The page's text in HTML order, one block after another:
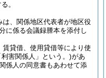
。
は、関係地区代表者が地区役
に係る会議録謄本を添付し
貸借、使用貸借等により使
害関係人」という。)があ
係人の同意書もあわせて添